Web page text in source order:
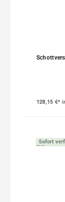
128,15 €*
Sofort